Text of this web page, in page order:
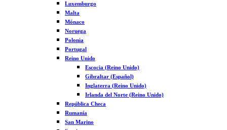
Luxemburgo
Malta
Mónaco
Noruega
Polonia
Portugal
Reino Unido
Escocia (Reino Unido)
Gibraltar (Español)
Inglaterra (Reino Unido)
Irlanda del Norte (Reino Unido)
República Checa
Rumanía
San Marino